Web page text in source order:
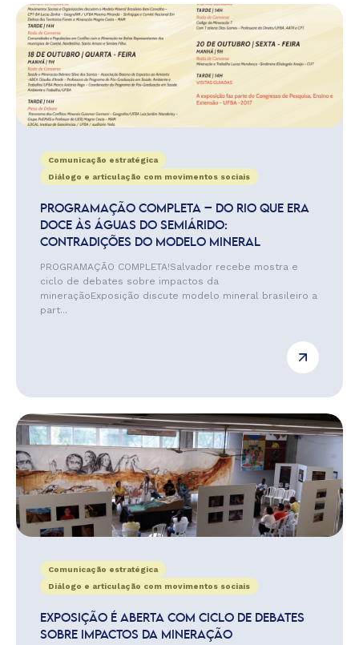
Comunicação estratégica
Diálogo e articulação com movimentos sociais
PROGRAMAÇÃO COMPLETA – DO RIO QUE ERA
DOCE ÀS ÁGUAS DO SEMIÁRIDO:
CONTRADIÇÕES DO MODELO MINERAL
PROGRAMAÇÃO COMPLETA!Salvador recebe mostra e
ciclo de debates sobre impactos da
mineraçãoExposição discute modelo mineral brasileiro a
part...
Comunicação estratégica
Diálogo e articulação com movimentos sociais
EXPOSIÇÃO É ABERTA COM CICLO DE DEBATES
SOBRE IMPACTOS DA MINERAÇÃO